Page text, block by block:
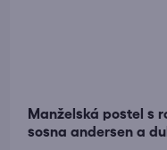
Manželská postel s
sosna andersen a